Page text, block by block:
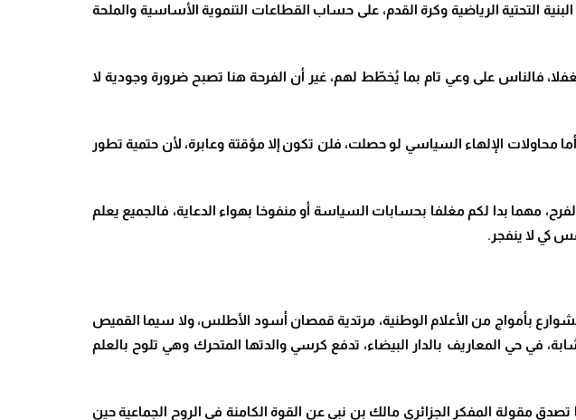
التحتية الرياضية وكرة القدم، على حساب القطاعات التنموية الأساسية والملحة
فالناس على وعي تام بما يُخطّط لهم، غير أن الفرحة هنا تصبح ضرورة وجودية لا
الإلهاء السياسي لو حصلت، فلن تكون إلا مؤقتة وعابرة، لأن حتمية تطور
مهما بدا لكم مغلفا بحسابات السياسة أو منفوخا بهواء الدعاية، فالجميع يعلم
كي لا ينفجر.
بأمواج من الأعلام الوطنية، مرتدية قمصان أسود الأطلس، ولا سيما القميص
في حي المعاريف بالدار البيضاء، تدفع كرسي والدتها المتحرك وهي تلوح بالعلم
تصدق مقولة المفكر الجزائري مالك بن نبي عن القوة الكامنة في الروح الجماعية حين